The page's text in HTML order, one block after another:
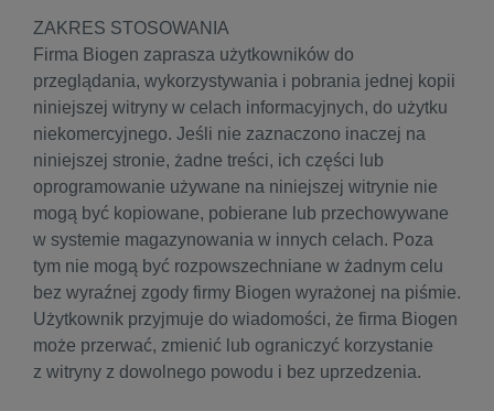
ZAKRES STOSOWANIA
Firma Biogen zaprasza użytkowników do
przeglądania, wykorzystywania i pobrania jednej kopii
niniejszej witryny w celach informacyjnych, do użytku
niekomercyjnego. Jeśli nie zaznaczono inaczej na
niniejszej stronie, żadne treści, ich części lub
oprogramowanie używane na niniejszej witrynie nie
mogą być kopiowane, pobierane lub przechowywane
w systemie magazynowania w innych celach. Poza
tym nie mogą być rozpowszechniane w żadnym celu
bez wyraźnej zgody firmy Biogen wyrażonej na piśmie.
Użytkownik przyjmuje do wiadomości, że firma Biogen
może przerwać, zmienić lub ograniczyć korzystanie
z witryny z dowolnego powodu i bez uprzedzenia.